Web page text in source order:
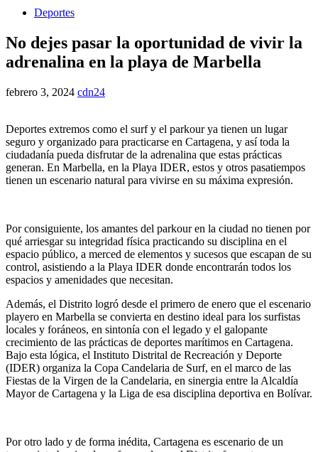
Deportes
No dejes pasar la oportunidad de vivir la
adrenalina en la playa de Marbella
febrero 3, 2024 cdn24
Deportes extremos como el surf y el parkour ya tienen un lugar
seguro y organizado para practicarse en Cartagena, y así toda la
ciudadanía pueda disfrutar de la adrenalina que estas prácticas
generan. En Marbella, en la Playa IDER, estos y otros pasatiempos
tienen un escenario natural para vivirse en su máxima expresión.
Por consiguiente, los amantes del parkour en la ciudad no tienen por
qué arriesgar su integridad física practicando su disciplina en el
espacio público, a merced de elementos y sucesos que escapan de su
control, asistiendo a la Playa IDER donde encontrarán todos los
espacios y amenidades que necesitan.
Además, el Distrito logró desde el primero de enero que el escenario
playero en Marbella se convierta en destino ideal para los surfistas
locales y foráneos, en sintonía con el legado y el galopante
crecimiento de las prácticas de deportes marítimos en Cartagena.
Bajo esta lógica, el Instituto Distrital de Recreación y Deporte
(IDER) organiza la Copa Candelaria de Surf, en el marco de las
Fiestas de la Virgen de la Candelaria, en sinergia entre la Alcaldía
Mayor de Cartagena y la Liga de esa disciplina deportiva en Bolívar.
Por otro lado y de forma inédita, Cartagena es escenario de un